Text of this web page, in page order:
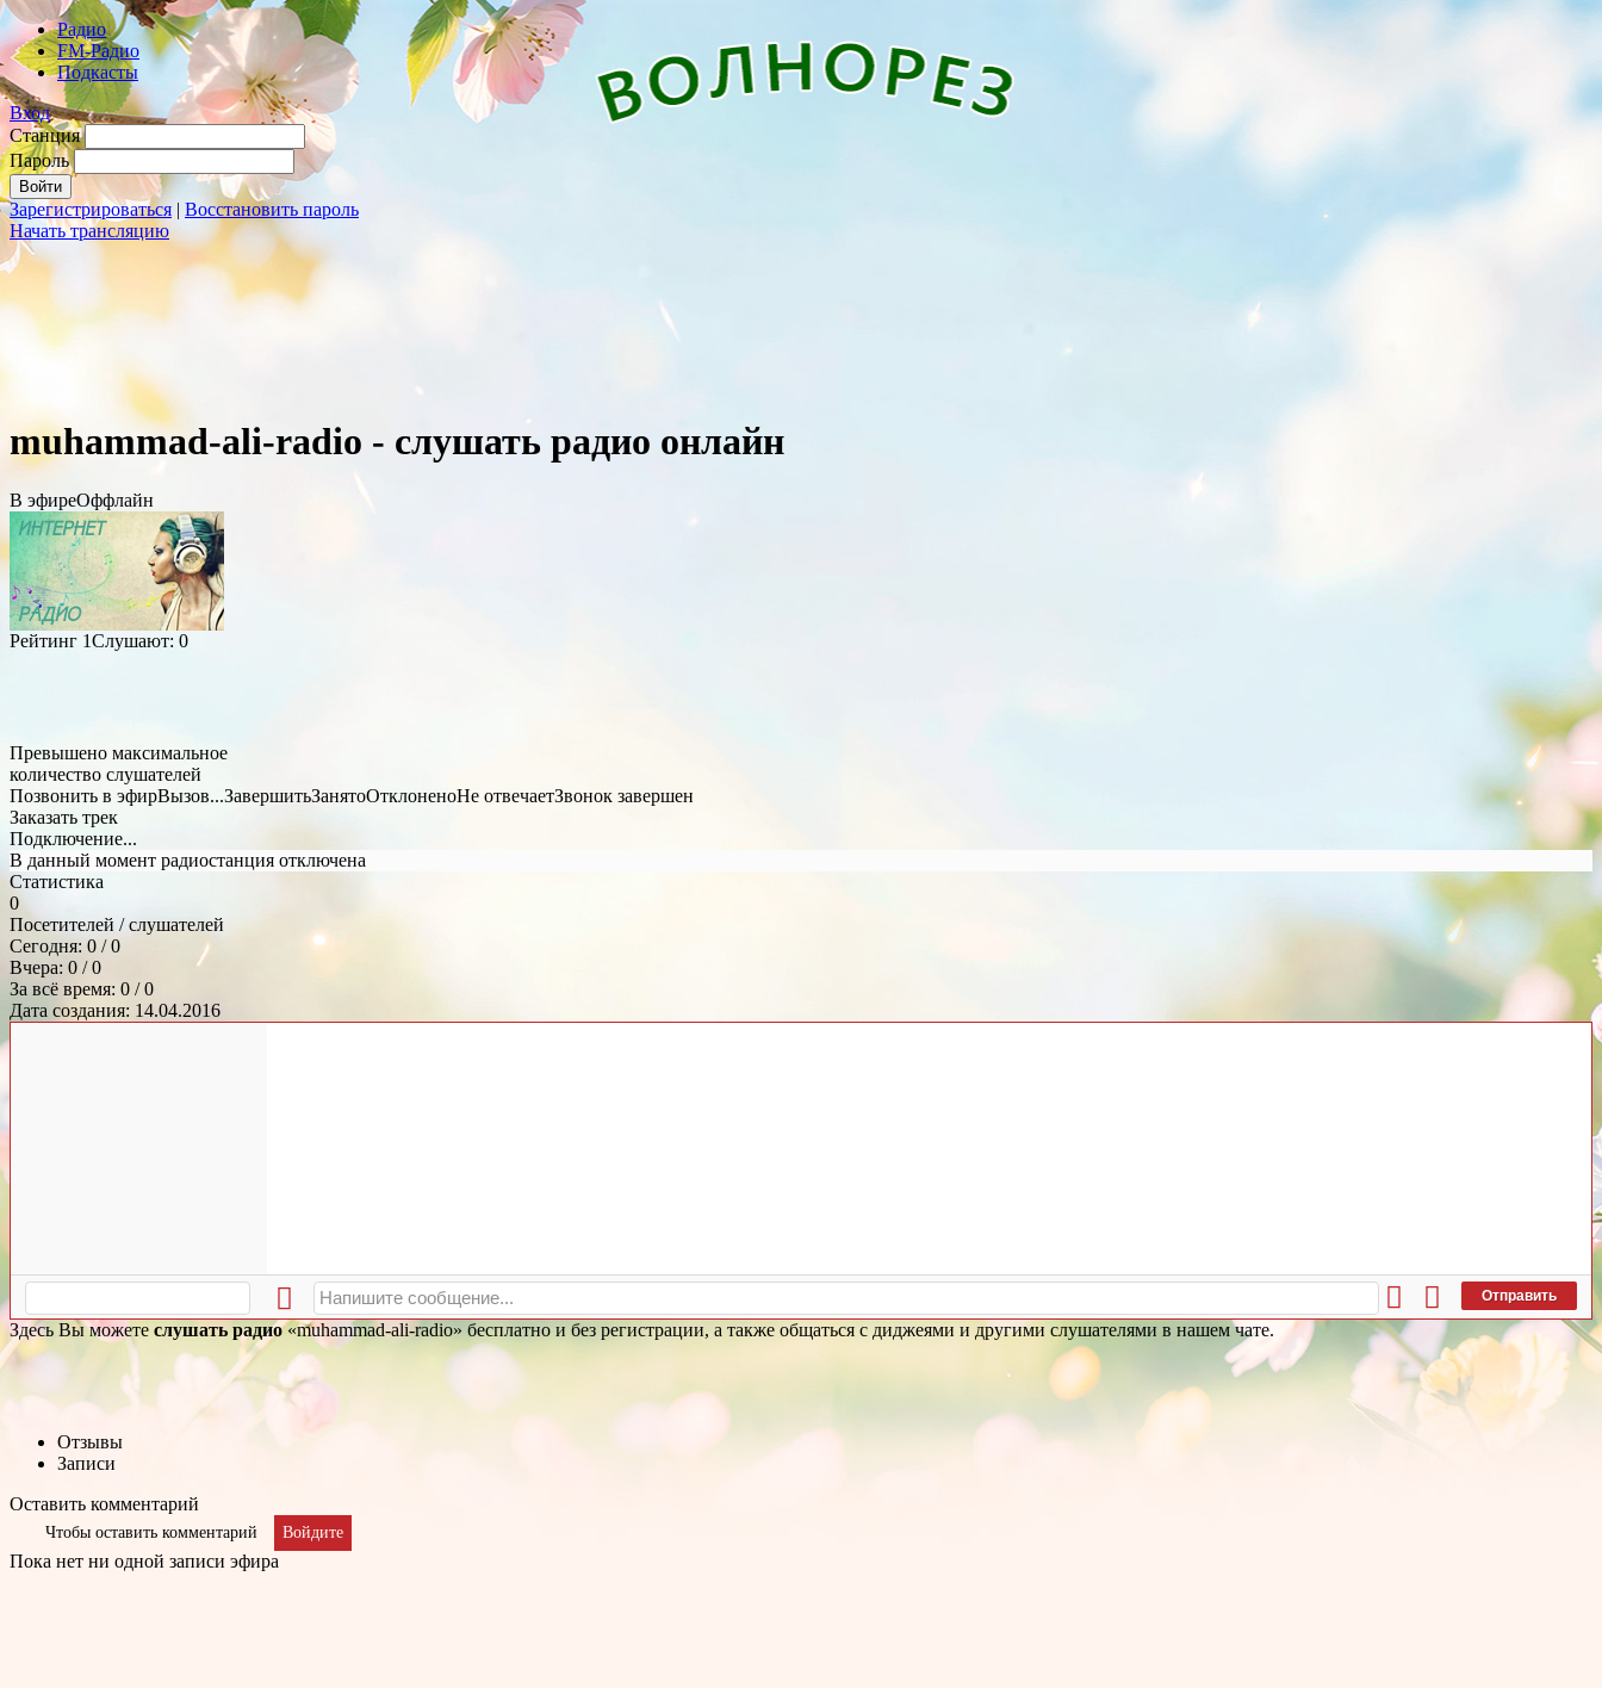
Радио
FM-Радио
Подкасты
Вход
Станция
Пароль
Зарегистрироваться | Восстановить пароль
Начать трансляцию
muhammad-ali-radio - слушать радио онлайн
В эфиреОффлайн
Рейтинг 1Слушают: 0
Превышено максимальное
количество слушателей
Позвонить в эфирВызов...ЗавершитьЗанятоОтклоненоНе отвечаетЗвонок завершен
Заказать трек
Подключение...
В данный момент радиостанция отключена
Статистика
0
Посетителей / слушателей
Сегодня: 0 / 0
Вчера: 0 / 0
За всё время: 0 / 0
Дата создания: 14.04.2016
Отправить
Здесь Вы можете слушать радио«muhammad-ali-radio» бесплатно и без регистрации, а также общаться с диджеями и другими слушателями в нашем чате.
Отзывы
Записи
Оставить комментарий
Чтобы оставить комментарий Войдите
Пока нет ни одной записи эфира